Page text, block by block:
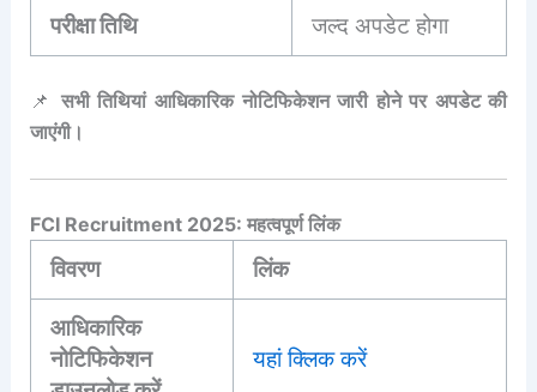
परीक्षा तिथि जल्द अपडेट होगा
📌 सभी तिथियां आधिकारिक नोटिफिकेशन जारी होने पर अपडेट की
जाएंगी।
FCI Recruitment 2025: महत्वपूर्ण लिंक
विवरण लिंक
आधिकारिक
नोटिफिकेशन
यहां क्लिक करें